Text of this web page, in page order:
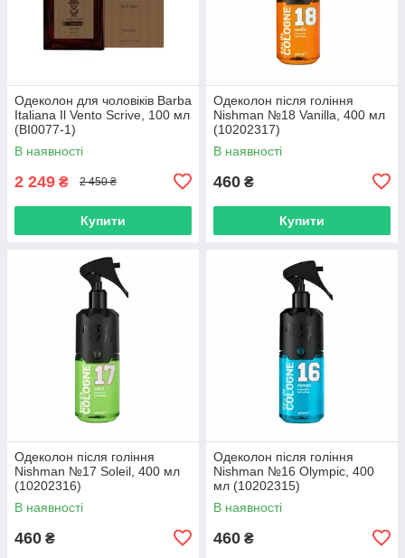
Одеколон для чоловіків Barba
Italiana Il Vento Scrive, 100 мл
(BI0077-1)
В наявності
2 249 ₴ 2 450 ₴
Купити
Одеколон після гоління
Nishman №18 Vanilla, 400 мл
(10202317)
В наявності
460 ₴
Купити
Одеколон після гоління
Nishman №17 Soleil, 400 мл
(10202316)
В наявності
460 ₴
Одеколон після гоління
Nishman №16 Olympic, 400
мл (10202315)
В наявності
460 ₴